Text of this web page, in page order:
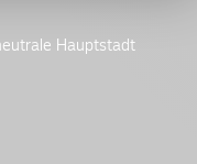
Hauptstadt